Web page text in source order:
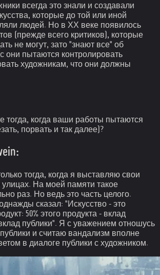
всегда это знали и создавали
которые до той или иной
людей. Но в ХХ веке появилось
(прежде всего критиков), которые
не могут, зато "знают все" об
они пытаются контролировать
художникам, что они должны
тогда, когда ваши работы пытаются
порвать и так далее)?
тогда, когда я выставляю свои
На моей памяти такое
раз. Но ведь это часть целого.
сказал: "Искусство - это
50% этого продукта - вклад
публики". Я с уважением отношусь
и считаю вандализм вполне
в диалоге публики с художником.